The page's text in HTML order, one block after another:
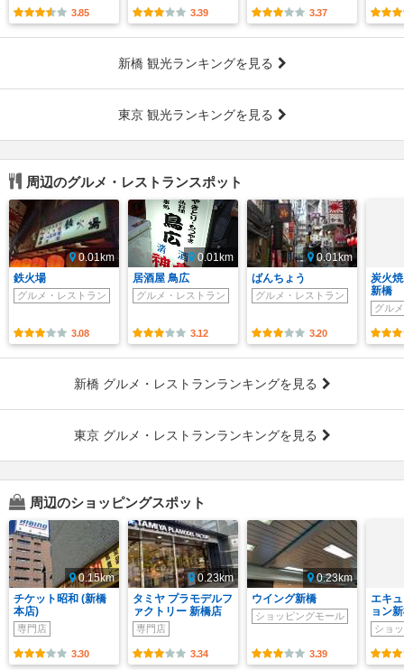
3.85 3.39 3.37
新橋 観光ランキングを見る
東京 観光ランキングを見る
周辺のグルメ・レストランスポット
0.01km
鉄火場
グルメ・レストラン
3.08
0.01km
居酒屋 鳥広
グルメ・レストラン
3.12
0.01km
ばんちょう
グルメ・レストラン
3.20
炭火
新橋
グル
新橋 グルメ・レストランランキングを見る
東京 グルメ・レストランランキングを見る
周辺のショッピングスポット
0.15km
チケット昭和 (新橋
本店)
専門店
3.30
0.23km
タミヤ プラモデルフ
ァクトリー 新橋店
専門店
3.34
0.23km
ウイング新橋
ショッピングモール
3.39
エキ
ョン
ショ